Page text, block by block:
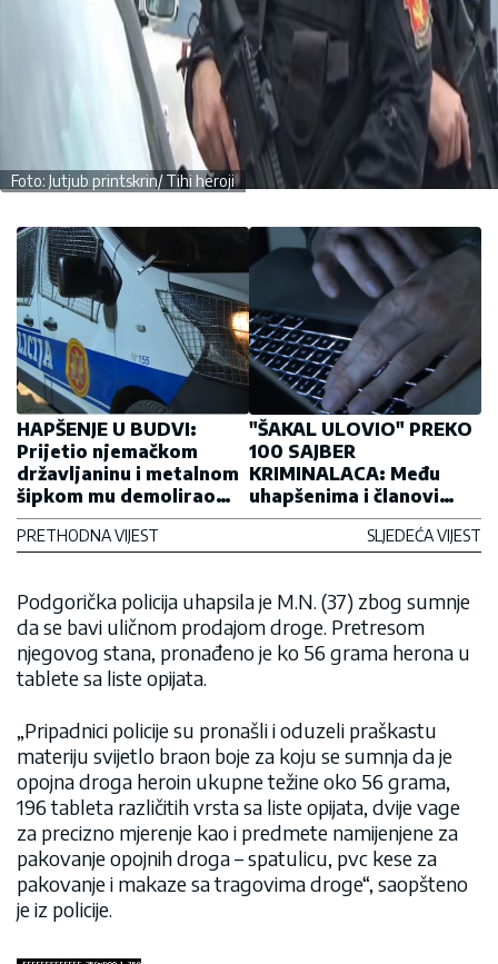
Foto: Jutjub printskrin/ Tihi heroji
HAPŠENJE U BUDVI:
Prijetio njemačkom
državljaninu i metalnom
šipkom mu demolirao
auto
PRETHODNA VIJEST
"ŠAKAL ULOVIO" PREKO
100 SAJBER
KRIMINALACA: Među
uhapšenima i članovi
"Crne sekire"
SLJEDEĆA VIJEST
Podgorička policija uhapsila je M.N. (37) zbog sumnje
da se bavi uličnom prodajom droge. Pretresom
njegovog stana, pronađeno je ko 56 grama herona u
tablete sa liste opijata.
„Pripadnici policije su pronašli i oduzeli praškastu
materiju svijetlo braon boje za koju se sumnja da je
opojna droga heroin ukupne težine oko 56 grama,
196 tableta različitih vrsta sa liste opijata, dvije vage
za precizno mjerenje kao i predmete namijenjene za
pakovanje opojnih droga – spatulicu, pvc kese za
pakovanje i makaze sa tragovima droge“, saopšteno
je iz policije.